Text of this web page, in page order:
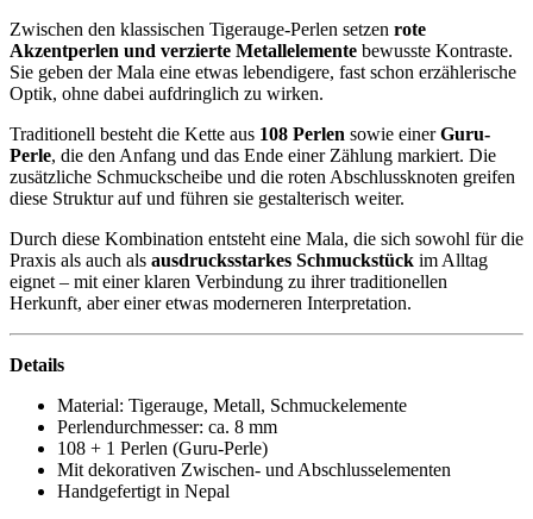
Zwischen den klassischen Tigerauge-Perlen setzen rote
Akzentperlen und verzierte Metallelemente bewusste Kontraste.
Sie geben der Mala eine etwas lebendigere, fast schon erzählerische
Optik, ohne dabei aufdringlich zu wirken.
Traditionell besteht die Kette aus 108 Perlen sowie einerGuru-
Perle, die den Anfang und das Ende einer Zählung markiert. Die
zusätzliche Schmuckscheibe und die roten Abschlussknoten greifen
diese Struktur auf und führen sie gestalterisch weiter.
Durch diese Kombination entsteht eine Mala, die sich sowohl für die
Praxis als auch als ausdrucksstarkes Schmuckstück im Alltag
eignet – mit einer klaren Verbindung zu ihrer traditionellen
Herkunft, aber einer etwas moderneren Interpretation.
Details
Material: Tigerauge, Metall, Schmuckelemente
Perlendurchmesser: ca. 8 mm
108 + 1 Perlen (Guru-Perle)
Mit dekorativen Zwischen- und Abschlusselementen
Handgefertigt in Nepal